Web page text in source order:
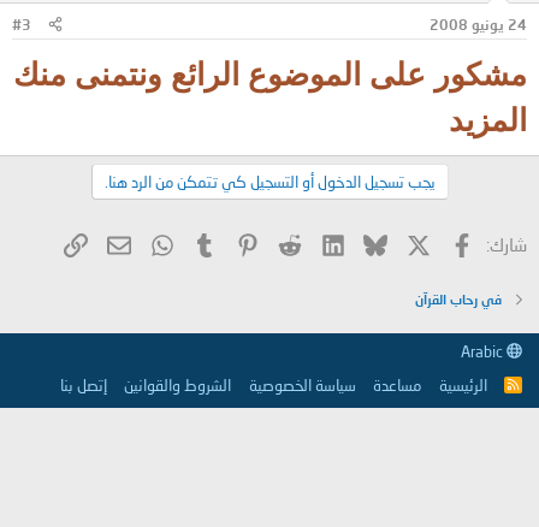
24 يونيو 2008 #3
مشكور على الموضوع الرائع ونتمنى منك
المزيد
يجب تسجيل الدخول أو التسجيل كي تتمكن من الرد هنا.
شارك: فيسبوك Bluesky
LinkedIn
Reddit
Pinterest
Tumblr
WhatsApp
البريد
في رحاب القرآن
R
الرئيسية مساعدة سياسة الخصوصية الشروط والقوانين إتصل بنا